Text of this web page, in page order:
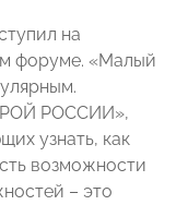
на
форуме. «Малый
РОССИИ»,
узнать, как
возможности
– это